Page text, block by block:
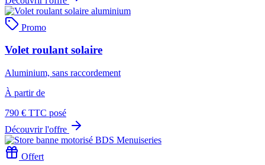
Promo
Volet roulant solaire
Aluminium, sans raccordement
À partir de
790 € TTC posé
Découvrir l'offre
Offert